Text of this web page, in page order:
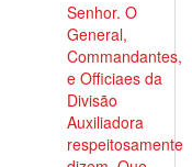
Senhor. O
General,
Commandantes,
e Officiaes da
Divisão
Auxiliadora
respeitosamente